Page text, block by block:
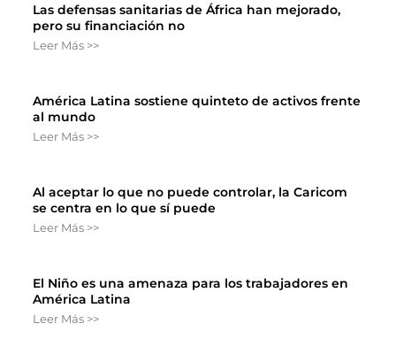
Las defensas sanitarias de África han mejorado,
pero su financiación no
Leer Más >>
América Latina sostiene quinteto de activos frente
al mundo
Leer Más >>
Al aceptar lo que no puede controlar, la Caricom
se centra en lo que sí puede
Leer Más >>
El Niño es una amenaza para los trabajadores en
América Latina
Leer Más >>